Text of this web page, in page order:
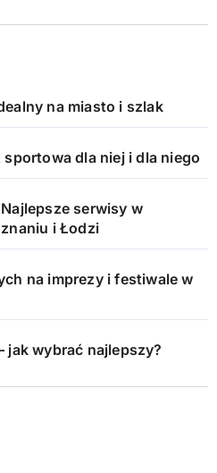
na miasto i szlak
dla niej i dla niego
serwisy w
i Łodzi
na imprezy i festiwale w
wybrać najlepszy?